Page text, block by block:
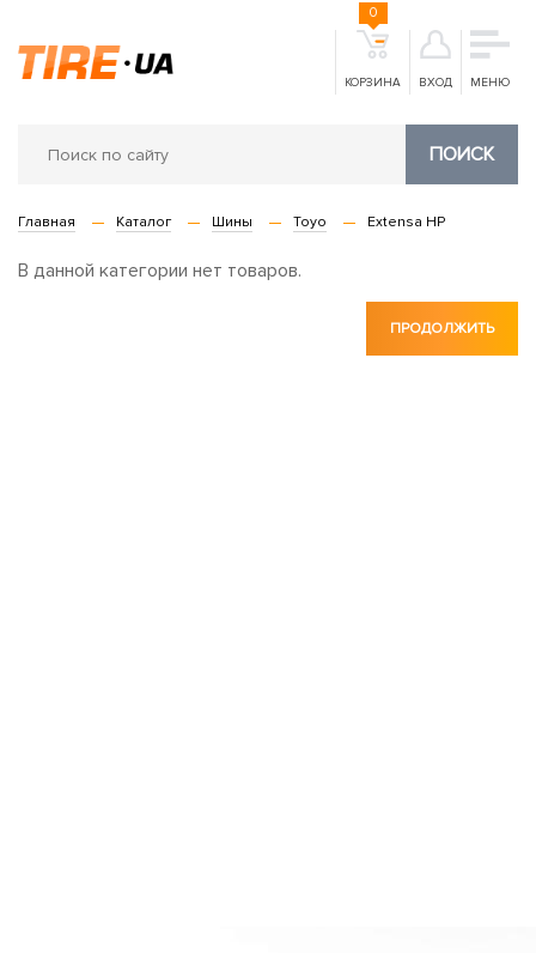
КОРЗИНА
0
ВХОД МЕНЮ
ПОИСК
Главная Каталог Шины Toyo Extensa HP
В данной категории нет товаров.
ПРОДОЛЖИТЬ